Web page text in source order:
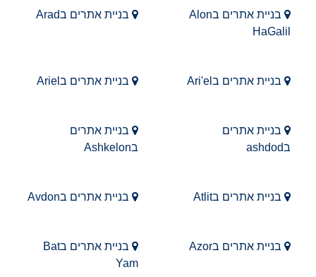
בניית אתרים בAlon
HaGalil
בניית אתרים בArad
בניית אתרים בAri'el בניית אתרים בAriel
בניית אתרים
בashdod
בניית אתרים
בAshkelon
בניית אתרים בAtlit בניית אתרים בAvdon
בניית אתרים בAzor
בניית אתרים בBat
Yam